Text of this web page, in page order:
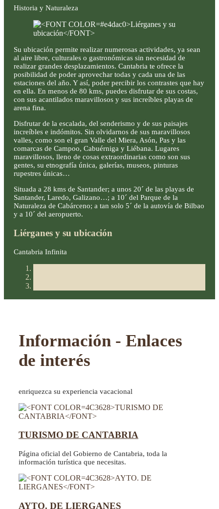
Historia y Naturaleza
Su ubicación permite realizar numerosas actividades, ya sean
al aire libre, culturales o gastronómicas sin necesidad de
realizar grandes desplazamientos. Cantabria te ofrece la
posibilidad de poder aprovechar todas y cada una de las
estaciones del año. Y así, poder percibir los contrastes que hay
en ella. En menos de 80 kms, puedes disfrutar de sus costas,
con sus acantilados maravillosos y sus increíbles playas de
arena fina.
Disfrutar de la escalada, del senderismo y de sus paisajes
increíbles e indómitos. Sin olvidarnos de sus maravillosos
valles, como son el gran Valle del Miera, Asón, Pas y las
comarcas de Campoo, Cabuérniga y Liébana. Lugares
maravillosos, lleno de cosas extraordinarias como son sus
gentes, su etnografía única, galerías, museos, pinturas
rupestres únicas…
Situada a 28 kms de Santander; a unos 20´ de las playas de
Santander, Laredo, Galizano…; a 10´ del Parque de la
Naturaleza de Cabárceno; a tan solo 5´ de la autovía de Bilbao
y a 10´ del aeropuerto.
Liérganes y su ubicación
Cantabria Infinita
Información - Enlaces
de interés
enriquezca su experiencia vacacional
TURISMO DE CANTABRIA
Página oficial del Gobierno de Cantabria, toda la
información turística que necesitas.
AYTO. DE LIERGANES